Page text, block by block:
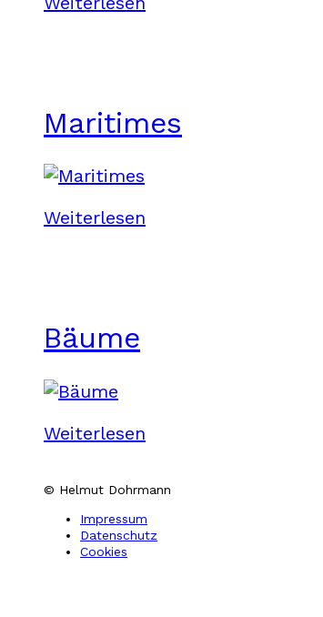
Maritimes
Weiterlesen
Bäume
Weiterlesen
© Helmut Dohrmann
Impressum
Datenschutz
Cookies